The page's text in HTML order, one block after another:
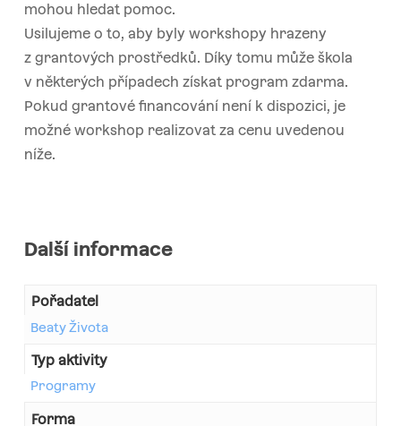
mohou hledat pomoc.
Usilujeme o to, aby byly workshopy hrazeny
z grantových prostředků. Díky tomu může škola
v některých případech získat program zdarma.
Pokud grantové financování není k dispozici, je
možné workshop realizovat za cenu uvedenou
níže.
Další informace
Pořadatel
Beaty Života
Typ aktivity
Programy
Forma